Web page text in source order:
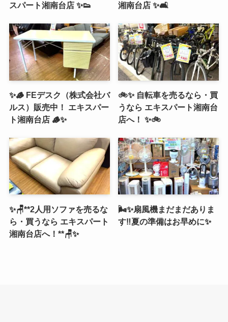
スパート湘南台店 ✨👟
湘南台店 ✨🛋️
✨🪵 FEデスク（株式会社バ
ルス）販売中！ エキスパー
ト湘南台店 🪵✨
🚲✨ 自転車を売るなら・買
うなら エキスパート湘南台
店へ！ ✨🚲
✨🪑**2人用ソファを売るな
ら・買うなら エキスパート
湘南台店へ！**🪑✨
🌬️✨扇風機まだまだありま
す‼️夏の準備はお早めに✨